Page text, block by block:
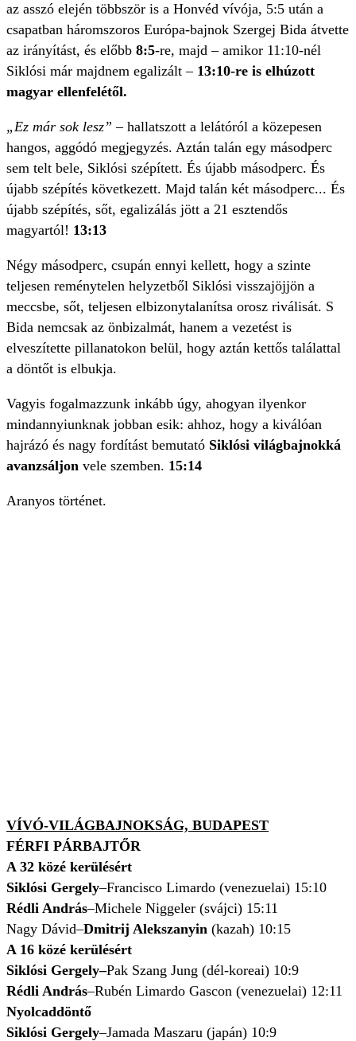
az asszó elején többször is a Honvéd vívója, 5:5 után a
csapatban háromszoros Európa-bajnok Szergej Bida átvette
az irányítást, és előbb 8:5-re, majd – amikor 11:10-nél
Siklósi már majdnem egalizált – 13:10-re is elhúzott
magyar ellenfelétől.
„Ez már sok lesz”– hallatszott a lelátóról a közepesen
hangos, aggódó megjegyzés. Aztán talán egy másodperc
sem telt bele, Siklósi szépített. És újabb másodperc. És
újabb szépítés következett. Majd talán két másodperc... És
újabb szépítés, sőt, egalizálás jött a 21 esztendős
magyartól! 13:13
Négy másodperc, csupán ennyi kellett, hogy a szinte
teljesen reménytelen helyzetből Siklósi visszajöjjön a
meccsbe, sőt, teljesen elbizonytalanítsa orosz riválisát. S
Bida nemcsak az önbizalmát, hanem a vezetést is
elveszítette pillanatokon belül, hogy aztán kettős találattal
a döntőt is elbukja.
Vagyis fogalmazzunk inkább úgy, ahogyan ilyenkor
mindannyiunknak jobban esik: ahhoz, hogy a kiválóan
hajrázó és nagy fordítást bemutató Siklósi világbajnokká
avanzsáljon vele szemben. 15:14
Aranyos történet.
VÍVÓ-VILÁGBAJNOKSÁG, BUDAPEST
FÉRFI PÁRBAJTŐR
A 32 közé kerülésért
Siklósi Gergely–Francisco Limardo (venezuelai) 15:10
Rédli András–Michele Niggeler (svájci) 15:11
Nagy Dávid–Dmitrij Alekszanyin (kazah) 10:15
A 16 közé kerülésért
Siklósi Gergely–Pak Szang Jung (dél-koreai) 10:9
Rédli András–Rubén Limardo Gascon (venezuelai) 12:11
Nyolcaddöntő
Siklósi Gergely–Jamada Maszaru (japán) 10:9